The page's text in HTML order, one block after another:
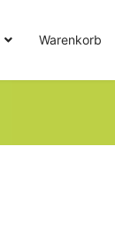
Warenkorb